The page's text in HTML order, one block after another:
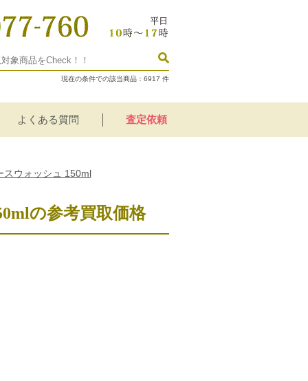
現在の条件での該当商品： 6917 件
よくある質問 査定依頼
スウォッシュ 150ml
の参考買取価格